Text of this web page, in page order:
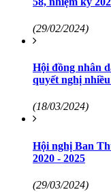
(29/02/2024)
Hội đồng nhân
quyết nghị
(18/03/2024)
Hội nghị Ban
2020 - 2025
(29/03/2024)